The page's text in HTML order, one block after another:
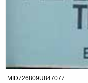
MID726809U847077